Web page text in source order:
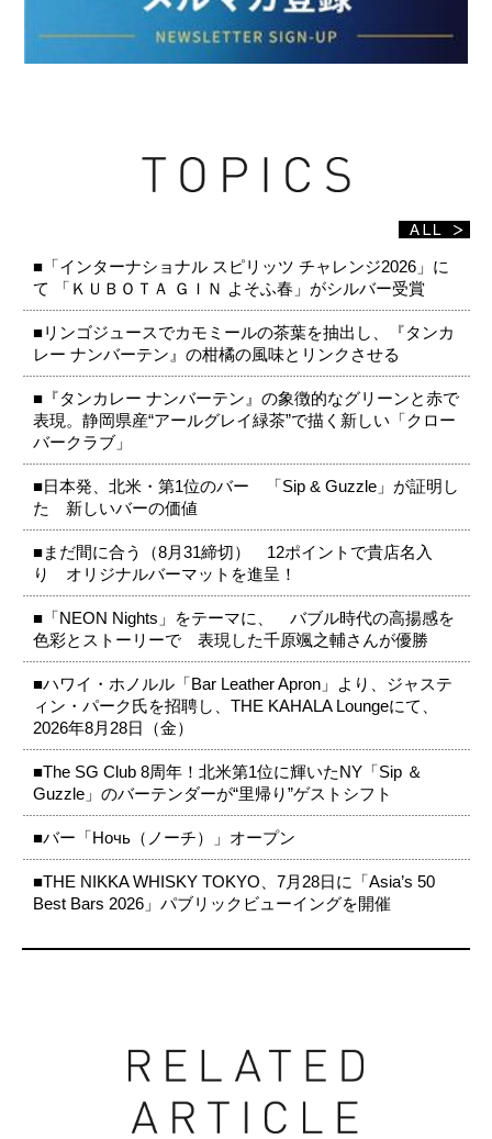
■「インターナショナル スピリッツ チャレンジ2026」に
て 「ＫＵＢＯＴＡ ＧＩＮ よそふ春」がシルバー受賞
■リンゴジュースでカモミールの茶葉を抽出し、『タンカ
レー ナンバーテン』の柑橘の風味とリンクさせる
■『タンカレー ナンバーテン』の象徴的なグリーンと赤で
表現。静岡県産“アールグレイ緑茶”で描く新しい「クロー
バークラブ」
■日本発、北米・第1位のバー 「Sip & Guzzle」が証明し
た 新しいバーの価値
■まだ間に合う（8月31締切） 12ポイントで貴店名入
り オリジナルバーマットを進呈！
■「NEON Nights」をテーマに、 バブル時代の高揚感を
色彩とストーリーで 表現した千原颯之輔さんが優勝
■ハワイ・ホノルル「Bar Leather Apron」より、ジャステ
ィン・パーク氏を招聘し、THE KAHALA Loungeにて、
2026年8月28日（金）
■The SG Club 8周年！北米第1位に輝いたNY「Sip ＆
Guzzle」のバーテンダーが“里帰り”ゲストシフト
■バー「Ночь（ノーチ）」オープン
■THE NIKKA WHISKY TOKYO、7月28日に「Asia’s 50
Best Bars 2026」パブリックビューイングを開催